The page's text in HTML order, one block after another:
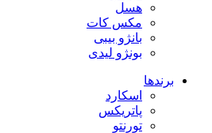
هسل
مکس کات
بانژو بیبی
بونژو لیدی
برندها
اسکارد
پاتریکس
تورنتو